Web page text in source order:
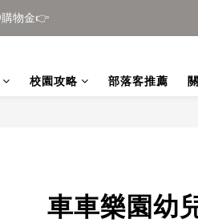
運
物金👉
運
校園攻略 部落客推薦
車車樂園幼